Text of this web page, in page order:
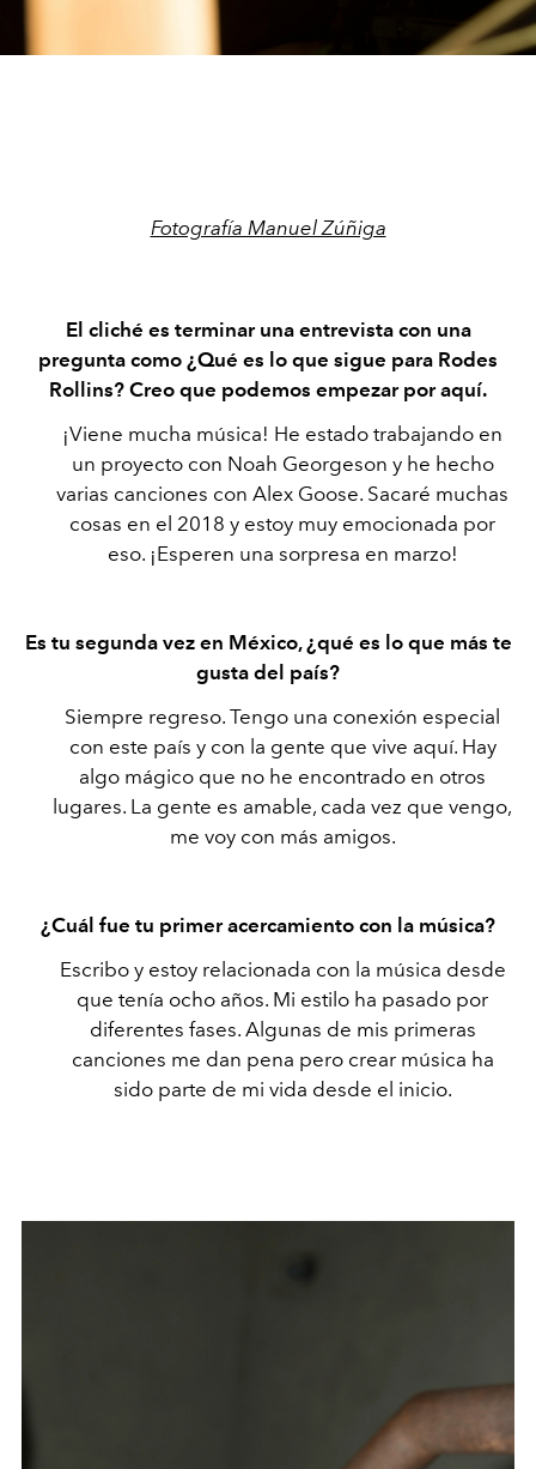
Fotografía Manuel Zúñiga
El cliché es terminar una entrevista con una
pregunta como ¿Qué es lo que sigue para Rodes
Rollins? Creo que podemos empezar por aquí.
¡Viene mucha música! He estado trabajando en
un proyecto con Noah Georgeson y he hecho
varias canciones con Alex Goose. Sacaré muchas
cosas en el 2018 y estoy muy emocionada por
eso. ¡Esperen una sorpresa en marzo!
Es tu segunda vez en México, ¿qué es lo que más te
gusta del país?
Siempre regreso. Tengo una conexión especial
con este país y con la gente que vive aquí. Hay
algo mágico que no he encontrado en otros
lugares. La gente es amable, cada vez que vengo,
me voy con más amigos.
¿Cuál fue tu primer acercamiento con la música?
Escribo y estoy relacionada con la música desde
que tenía ocho años. Mi estilo ha pasado por
diferentes fases. Algunas de mis primeras
canciones me dan pena pero crear música ha
sido parte de mi vida desde el inicio.